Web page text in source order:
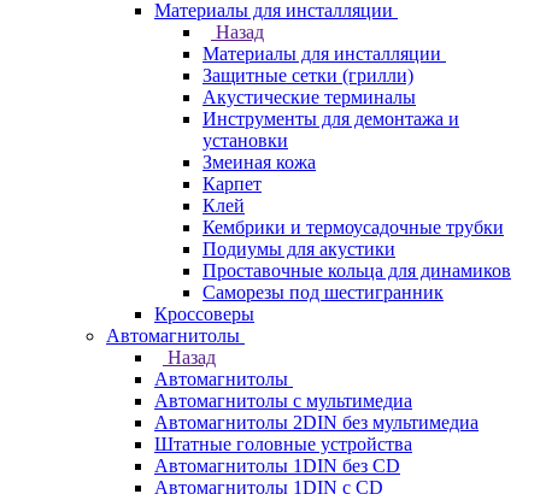
Материалы для инсталляции
Назад
Материалы для инсталляции
Защитные сетки (грилли)
Акустические терминалы
Инструменты для демонтажа и
установки
Змеиная кожа
Карпет
Клей
Кембрики и термоусадочные трубки
Подиумы для акустики
Проставочные кольца для динамиков
Саморезы под шестигранник
Кроссоверы
Автомагнитолы
Назад
Автомагнитолы
Автомагнитолы с мультимедиа
Автомагнитолы 2DIN без мультимедиа
Штатные головные устройства
Автомагнитолы 1DIN без CD
Автомагнитолы 1DIN с CD